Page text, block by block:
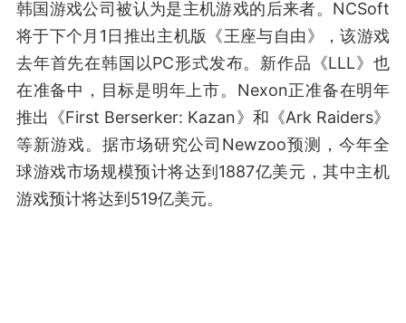
韩国游戏公司被认为是主机游戏的后来者。NCSoft
将于下个月1日推出主机版《王座与自由》，该游戏
去年首先在韩国以PC形式发布。新作品《LLL》也
在准备中，目标是明年上市。Nexon正准备在明年
推出《First Berserker: Kazan》和《Ark Raiders》
等新游戏。据市场研究公司Newzoo预测，今年全
球游戏市场规模预计将达到1887亿美元，其中主机
游戏预计将达到519亿美元。